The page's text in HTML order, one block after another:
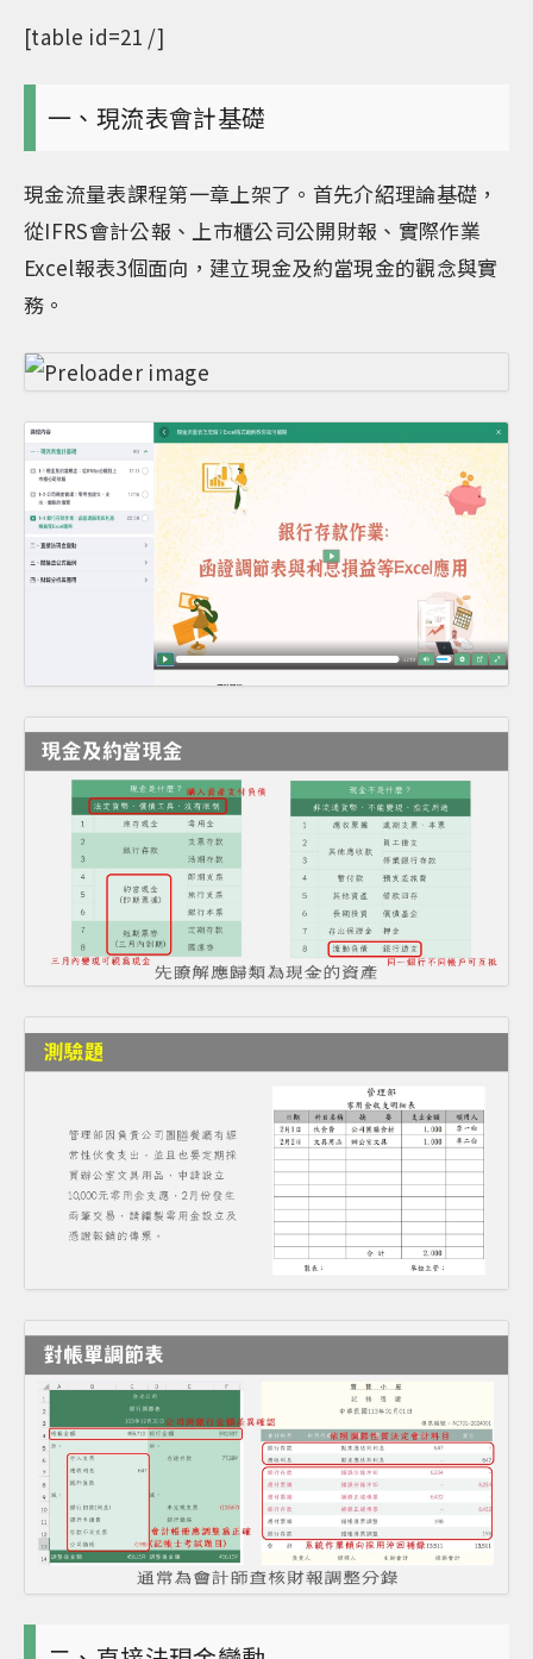
[table id=21 /]
一、現流表會計基礎
現金流量表課程第一章上架了。首先介紹理論基礎，
從IFRS會計公報、上市櫃公司公開財報、實際作業
Excel報表3個面向，建立現金及約當現金的觀念與實
務。